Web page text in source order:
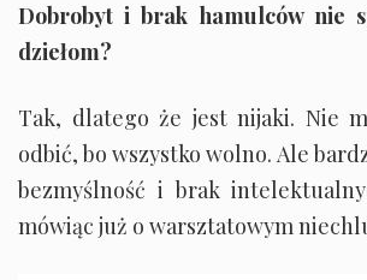
Dobrobyt i brak hamulców nie
dziełom?
Tak, dlatego że jest nijaki. Nie
odbić, bo wszystko wolno. Ale
bezmyślność i brak
mówiąc już o warsztatowym